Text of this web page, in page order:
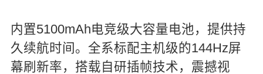
内置5100mAh电竞级大容量电池，提供持
久续航时间。全系标配主机级的144Hz屏
幕刷新率，搭载自研插帧技术，震撼视